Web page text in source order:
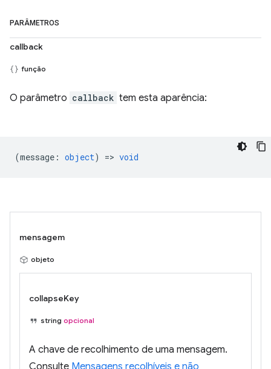
PARÂMETROS
callback
função
O parâmetro callback tem esta aparência:
(message : object) => void
mensagem
objeto
collapseKey
string opcional
A chave de recolhimento de uma mensagem.
Consulte Mensagens recolhíveis e não